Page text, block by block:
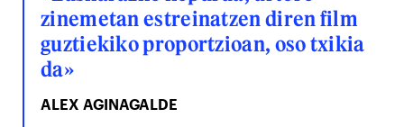
zinemetan estreinatzen diren film
guztiekiko proportzioan, oso txikia
da»
ALEX AGINAGALDE